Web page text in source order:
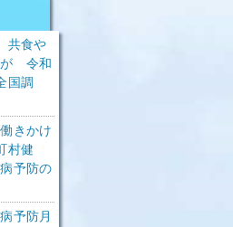
共食や
が 令和
国調
きかけ
村健
予防の
予防月